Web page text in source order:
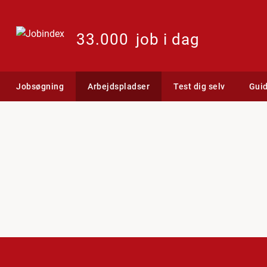
33.000 job i dag
Jobsøgning Arbejdspladser Test dig selv